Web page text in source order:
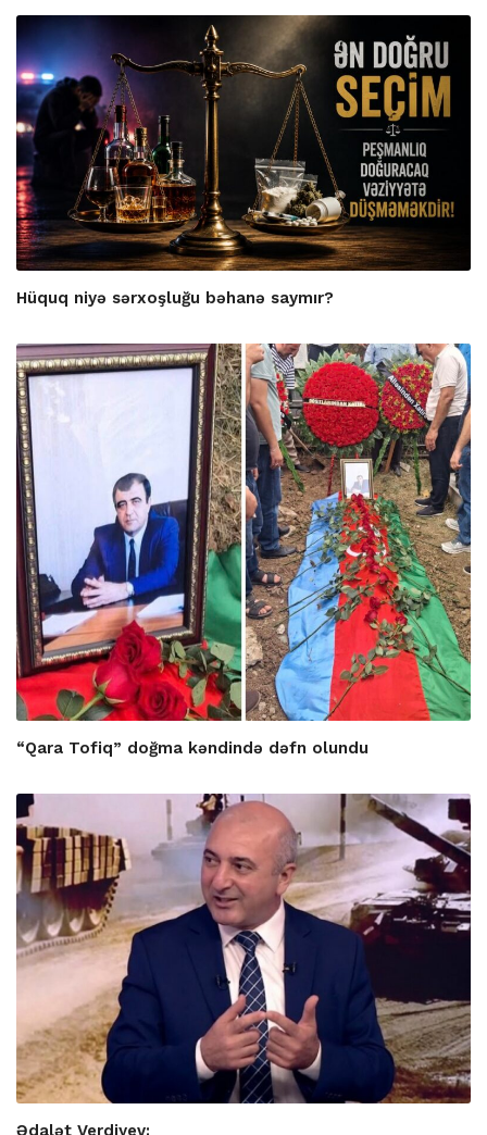
Hüquq niyə sərxoşluğu bəhanə saymır?
“Qara Tofiq” doğma kəndində dəfn olundu
Ədalət Verdiyev: